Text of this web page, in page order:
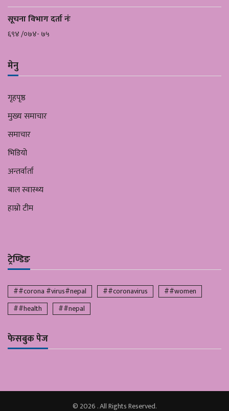
सूचना विभाग दर्ता नंः
६९४ /०७४- ७५
मेनु
गृहपृष्ठ
मुख्य समाचार
समाचार
भिडियो
अन्तर्वार्ता
बाल स्वास्थ्य
हाम्रो टीम
ट्रेण्डिङ
##corona #virus#nepal ##coronavirus
##women
##health
##nepal
फेसबुक पेज
© 2026 . All Rights Reserved.